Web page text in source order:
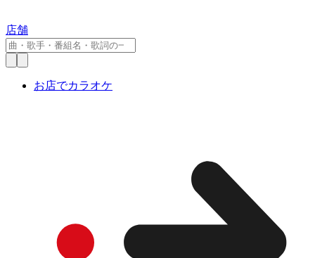
店舗
お店でカラオケ